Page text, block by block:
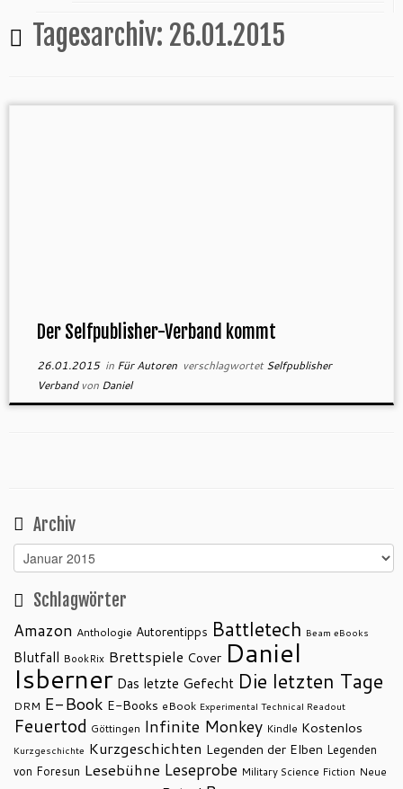
Tagesarchiv: 26.01.2015
Der Selfpublisher-Verband kommt
26.01.2015in Für Autoren verschlagwortetSelfpublisher
Verband von Daniel
Archiv
Archiv
Schlagwörter
Amazon Anthologie Autorentipps Battletech Beam eBooks
Blutfall BookRix Brettspiele Cover Daniel
Isberner Das letzte Gefecht Die letzten Tage
DRM E-Book E-Books eBook Experimental Technical Readout
Feuertod Göttingen Infinite Monkey Kindle Kostenlos
Kurzgeschichte Kurzgeschichten Legenden der Elben Legenden
von Foresun Lesebühne Leseprobe Military Science Fiction Neue